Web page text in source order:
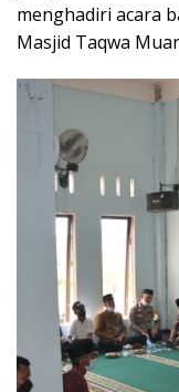
menghadiri acara
Masjid Taqwa